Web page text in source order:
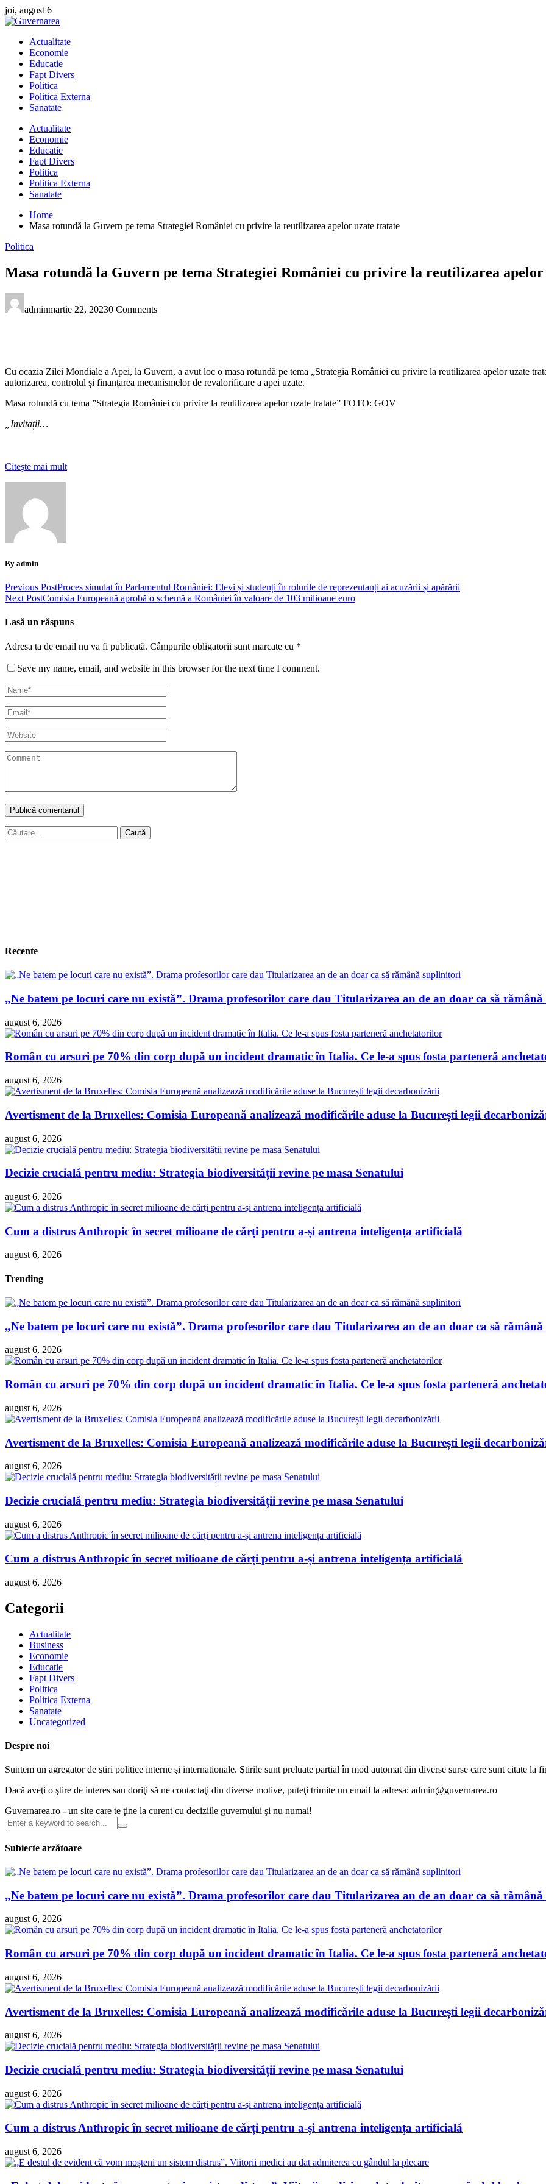
Skip
to
joi, august 6
Actualitate
Economie
Educatie
Fapt Divers
Politica
Politica Externa
Sanatate
Actualitate
Economie
Educatie
Fapt Divers
Politica
Politica Externa
Sanatate
Home
Masa rotundă la Guvern pe tema Strategiei României cu privire la reutilizarea apelor uzate tratate
Politica
Masa rotundă la Guvern pe tema Strategiei României cu privire la reutilizarea
adminmartie 22, 20230 Comments
Cu ocazia Zilei Mondiale a Apei, la Guvern, a avut loc o masa rotundă pe tema „Strategia României cu privire la reutilizarea apelor uzate
autorizarea, controlul și finanțarea mecanismelor de revalorificare a apei uzate.
Masa rotundă cu tema ”Strategia României cu privire la reutilizarea apelor uzate tratate” FOTO: GOV
„Invitații…
Citeşte mai mult
By admin
Previous PostProces simulat în Parlamentul României: Elevi și studenți în rolurile de reprezentanți ai acuzării și apărării
Next PostComisia Europeană aprobă o schemă a României în valoare de 103 milioane euro
Lasă un răspuns
Adresa ta de email nu va fi publicată. Câmpurile obligatorii sunt marcate cu *
Save my name, email, and website in this browser for the next time I comment.
Caută
după:
Recente
„Ne batem pe locuri care nu există”. Drama profesorilor care dau Titularizarea an de an doar ca să
august 6, 2026
Român cu arsuri pe 70% din corp după un incident dramatic în Italia. Ce le-a spus fosta parteneră
august 6, 2026
Avertisment de la Bruxelles: Comisia Europeană analizează modificările aduse la București legii
august 6, 2026
Decizie crucială pentru mediu: Strategia biodiversității revine pe masa Senatului
august 6, 2026
Cum a distrus Anthropic în secret milioane de cărți pentru a-și antrena inteligența artificială
august 6, 2026
Trending
„Ne batem pe locuri care nu există”. Drama profesorilor care dau Titularizarea an de an doar ca să
august 6, 2026
Român cu arsuri pe 70% din corp după un incident dramatic în Italia. Ce le-a spus fosta parteneră
august 6, 2026
Avertisment de la Bruxelles: Comisia Europeană analizează modificările aduse la București legii
august 6, 2026
Decizie crucială pentru mediu: Strategia biodiversității revine pe masa Senatului
august 6, 2026
Cum a distrus Anthropic în secret milioane de cărți pentru a-și antrena inteligența artificială
august 6, 2026
Categorii
Actualitate
Business
Economie
Educatie
Fapt Divers
Politica
Politica Externa
Sanatate
Uncategorized
Despre noi
Suntem un agregator de ştiri politice interne şi internaţionale. Ştirile sunt preluate parţial în mod automat din diverse surse care sunt citate la
Dacă aveţi o ştire de interes sau doriţi să ne contactaţi din diverse motive, puteţi trimite un email la adresa: admin@guvernarea.ro
Guvernarea.ro - un site care te ţine la curent cu deciziile guvernului şi nu numai!
Subiecte arzătoare
„Ne batem pe locuri care nu există”. Drama profesorilor care dau Titularizarea an de an doar ca să
august 6, 2026
Român cu arsuri pe 70% din corp după un incident dramatic în Italia. Ce le-a spus fosta parteneră
august 6, 2026
Avertisment de la Bruxelles: Comisia Europeană analizează modificările aduse la București legii
august 6, 2026
Decizie crucială pentru mediu: Strategia biodiversității revine pe masa Senatului
august 6, 2026
Cum a distrus Anthropic în secret milioane de cărți pentru a-și antrena inteligența artificială
august 6, 2026